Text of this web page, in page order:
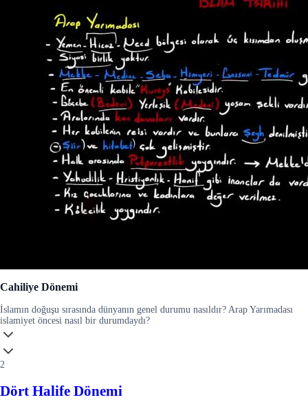
Cahiliye Dönemi
İslamın doğuşu sırasında dünyanın genel durumu nasıldır? Arap Yarımadası
islamiyet öncesi nasıl bir durumdaydı?
2
Dört Halife Dönemi